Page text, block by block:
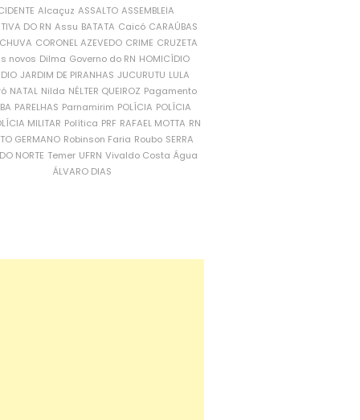
Alcaçuz ASSALTO ASSEMBLEIA
DO RN Assu BATATA Caicó CARAÚBAS
CORONEL AZEVEDO CRIME CRUZETA
novos Dilma Governo do RN HOMICÍDIO
JARDIM DE PIRANHAS JUCURUTU LULA
NATAL Nilda NÉLTER QUEIROZ Pagamento
PARELHAS Parnamirim POLÍCIA POLÍCIA
MILITAR Política PRF RAFAEL MOTTA RN
GERMANO Robinson Faria Roubo SERRA
NORTE Temer UFRN Vivaldo Costa Água
ÁLVARO DIAS